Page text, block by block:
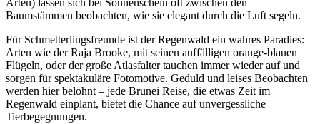
Arten) lassen sich bei Sonnenschein oft zwischen den
Baumstämmen beobachten, wie sie elegant durch die Luft segeln.
Für Schmetterlingsfreunde ist der Regenwald ein wahres Paradies:
Arten wie der Raja Brooke, mit seinen auffälligen orange-blauen
Flügeln, oder der große Atlasfalter tauchen immer wieder auf und
sorgen für spektakuläre Fotomotive. Geduld und leises Beobachten
werden hier belohnt – jede Brunei Reise, die etwas Zeit im
Regenwald einplant, bietet die Chance auf unvergessliche
Tierbegegnungen.